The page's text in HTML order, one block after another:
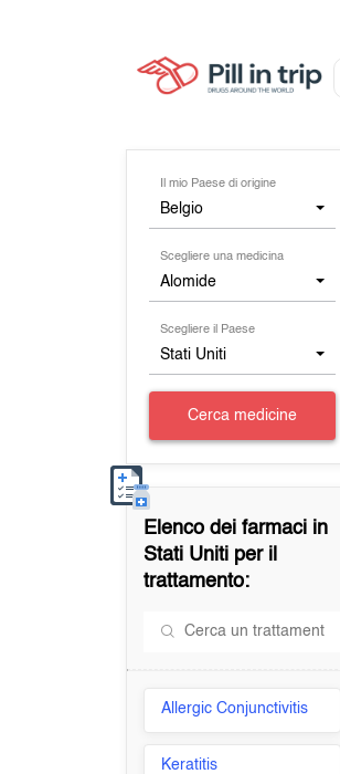
Il mio Paese di origine
Belgio
Scegliere una medicina
Alomide
Scegliere il Paese
Stati Uniti
Cerca medicine
Elenco dei farmaci in
Stati Uniti per il
trattamento:
Allergic Conjunctivitis
Keratitis